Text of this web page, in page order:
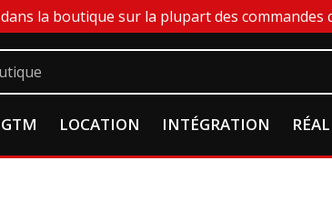
dans la boutique sur la plupart des commandes
GTM LOCATION INTÉGRATION